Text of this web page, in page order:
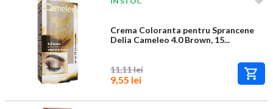
Crema Coloranta pentru Sprancene
Delia Cameleo 4.0 Brown, 15...
11,11 lei
9,55 lei